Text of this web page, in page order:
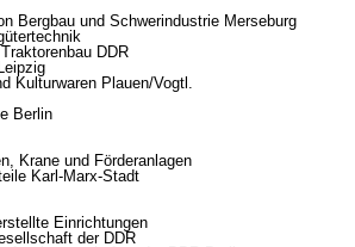
Bergbau und Schwerindustrie Merseburg
DDR
Kulturwaren Plauen/Vogtl.
Berlin
Krane und Förderanlagen
Karl-Marx-Stadt
Einrichtungen
der DDR